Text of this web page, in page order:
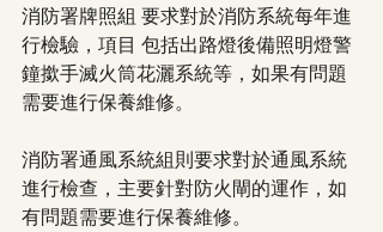
消防署牌照組 要求對於消防系統每年進
行檢驗，項目 包括出路燈後備照明燈警
鐘撳手滅火筒花灑系統等，如果有問題
需要進行保養維修。
消防署通風系統組則要求對於通風系統
進行檢查，主要針對防火閘的運作，如
有問題需要進行保養維修。